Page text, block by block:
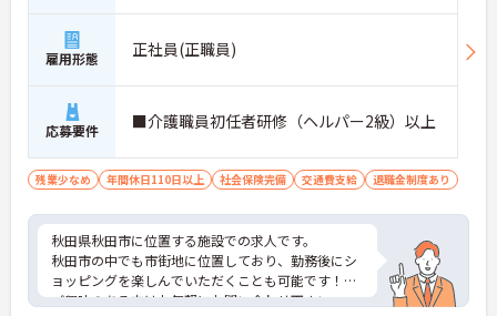
→ 医療と福祉の架け橋となる役割です
■ 法人内連携で広がる活躍の場
地域密着で幅広く関われる環境です。
・秋田市内に複数の関連事業所
・転勤も同エリア内で安心
・医療と介護が連携した体制
■ ライフステージにも寄り添う職場♪
安心して長く働ける仕組みが整っています。
・託児施設の利用が可能
雇用形態 正社員(正職員)
応募要件 ■介護職員初任者研修（ヘルパー2級）以上
残業少なめ 年間休日110日以上 社会保険完備 交通費支給 退職金制度あり
秋田県秋田市に位置する施設での求人です。
秋田市の中でも市街地に位置しており、勤務後にシ
ョッピングを楽しんでいただくことも可能です！
ご興味のある方はお気軽にお問い合わせ下さい。